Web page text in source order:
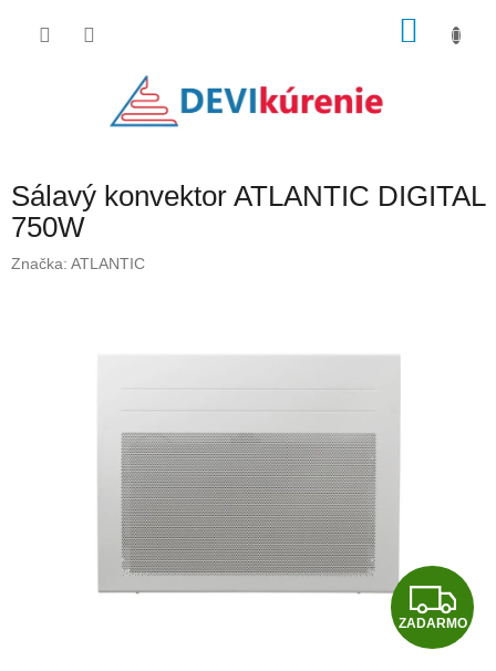
Sálavý konvektor ATLANTIC DIGITAL
750W
Značka: ATLANTIC
Z
A
ZADARMO